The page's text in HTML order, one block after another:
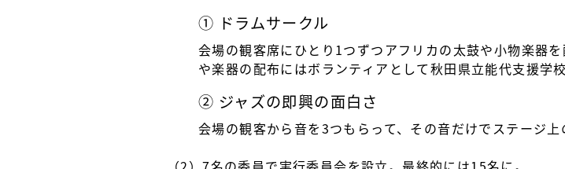
① ドラムサークル
会場の観客席にひとり1つずつアフリカの太鼓や小物楽器
や楽器の配布にはボランティアとして秋田県立能代支援学
② ジャズの即興の面白さ
会場の観客から音を3つもらって、その音だけでステージ